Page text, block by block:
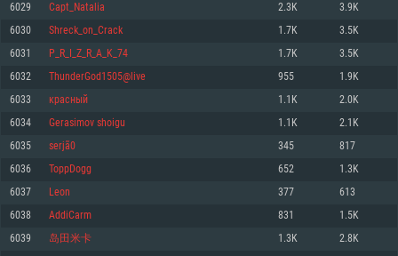
Processador: Dual-Core 2.2 GHz
Memória: 4GB
Placa Gráfica: Placa com DirectX 11: AMD Radeon 77XX / NVIDIA GeForce
GTX 660. Resolução mínima suportada: 720p
Network: Internet de banda larga.
Disco: 23,1 GB
Recomendado
Processador: Core i5 2.2GHz mínimo (Intel Xeon não suportado)
Memória: 6 GB
Placa Gráfica: Intel Iris Pro 5200 (Mac), equivalentes AMD/Nvidia para Mac.
Resolução mínima suportada: 720p com suporte Metal.
Network: Internet de banda larga.
Disco: 21,5 GB
Recomendado
Processador: Dual-Core 2.4 GHz
Memória: 4 GB
Placa Gráfica: NVIDIA 660 com os drivers mais recentes (não mais de 6
meses) / equivalentes AMD com os drivers mais recentes com suporte
Vulkan (não mais de 6 meses); Resolução mínima suportada: 720p.
Network: Internet de banda larga.
Disco: 21,5 GB
Recomendado
Sistema Operativo: Ubuntu 20.04 64bit
Processador: Intel Core i7
Memória: 16 GB
6029 Capt_Natalia 2.3K 3.9K
6030 Shreck_on_Crack 1.7K 3.5K
6031 P_R_I_Z_R_A_K_74 1.7K 3.5K
6032 ThunderGod1505@live 955 1.9K
6033 красный 1.1K 2.0K
6034 Gerasimov shoigu 1.1K 2.1K
6035 serjã0 345 817
6036 ToppDogg 652 1.3K
6037 Lеоn 377 613
6038 AddiCarm 831 1.5K
6039 岛田米卡 1.3K 2.8K